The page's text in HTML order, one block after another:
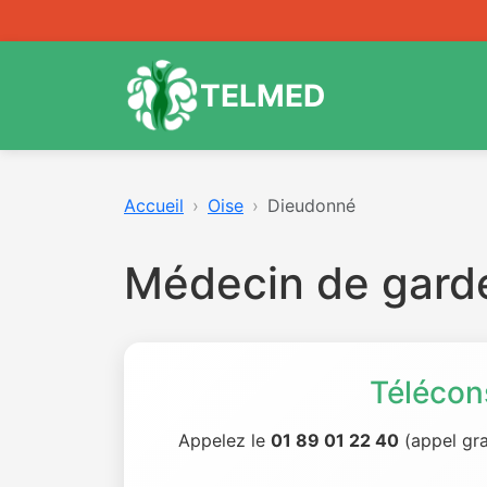
TELMED
Accueil Oise Dieudonné
Médecin de
Appelez le 01 89 01 22 40 (appel